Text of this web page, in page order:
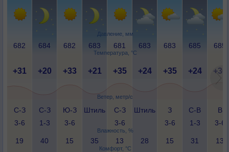
Давление, мм
Температура, °C
Ветер, метр/с
Влажность, %
Комфорт, °C
682 684 682 683 681 683 683 685 685
+31 +20 +33 +21 +35 +24 +35 +24 +36
С-З
3-6
С-З
1-3
Ю-З
3-6
Штиль
С-З
3-6
Штиль
З
3-6
С-В
1-3
В
3-6
19 40 15 35 13 28 15 31 13